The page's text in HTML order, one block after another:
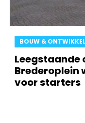
BOUW &
Leegstaande
Brederoplein
voor starters